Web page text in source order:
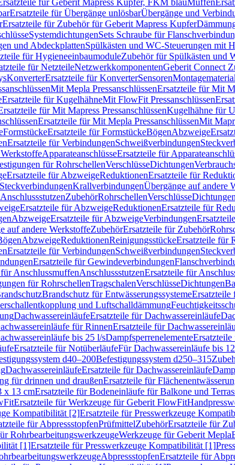
für Geberit Mapress Kupfer, FKM blauMuffen
Ersatzteile für Übergänge unlösbarÜbergänge und
Ersatzteile für Zubehör für Geberit Mapress Kupfer
SystemdichtungenSets Schraube für
und AbdeckplattenSpülkästen und WC-Steuerungen mit
für HygieneeinbaumoduleZubehör für Spülkästen und
für NetzteileNetzwerkkomponentenGeberit Connect
KonverterErsatzteile für KonverterSensorenMontagematerial
Mit Mepla PressanschlüssenErsatzteile für Mit
Ersatzteile für KugelhähneMit FlowFit Pressanschlüssen
für Mit Mapress PressanschlüssenKugelhähne für
Ersatzteile für Mit Mepla PressanschlüssenMit
FormstückeErsatzteile für FormstückeBögenAbzweige
Ersatzteile für VerbindungenSchweißverbindungen
ApparateanschlüsseErsatzteile für
für RohrschellenVerschlüsseDichtungen
Ersatzteile für AbzweigeReduktionenErsatzteile für
KrallverbindungenÜbergänge auf andere
ZubehörRohrschellenVerschlüsseDichtungen
Ersatzteile für AbzweigeReduktionenErsatzteile für
AbzweigeErsatzteile für AbzweigeVerbindungen
auf andere WerkstoffeZubehörErsatzteile für Zubehör
AbzweigeReduktionenReinigungsstückeErsatzteile für
Ersatzteile für VerbindungenSchweißverbindungen
Ersatzteile für Gewindeverbindungen
AnschlussmuffenAnschlussstutzenErsatzteile für
für RohrschellenTragschalenVerschlüsseDichtungen
Brandschutz für EntwässerungssystemeErsatzteile
und Luftschalldämmung
DachwassereinläufeErsatzteile für Dachwassereinläufe
für RinnenErsatzteile für
bis 25 l/sDampfsperrenelementeErsatzteile
Ersatzteile für NotüberläufeFür Dachwassereinläufe bis
d40–200Befestigungssystem d250–315
DachwassereinläufeErsatzteile für Dachwassereinläufe
für drinnen und draußenErsatzteile für
x 13 cmErsatzteile für Bodeneinläufe für Balkone und
Ersatzteile für Werkzeuge für Geberit FlowFit
Kompatibilität [2]Ersatzteile für Presswerkzeuge
für AbpressstopfenPrüfmittelZubehörErsatzteile für
RohrbearbeitungswerkzeugeWerkzeuge für Geberit Mepla
[1]Ersatzteile für Presswerkzeuge Kompatibilität [1]
AbpressstopfenErsatzteile für